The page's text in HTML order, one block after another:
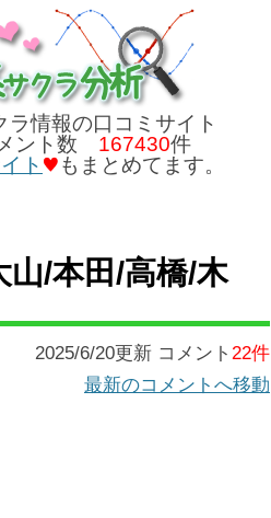
ラ情報の口コミサイト
ント数 167430件
ト
もまとめてます。
/本田/高橋/木
2025/6/20更新 コメント 22件
最新のコメントへ移動